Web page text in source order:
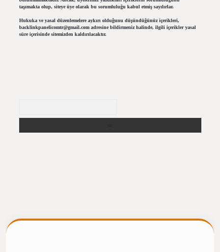
taşımakta olup, siteye üye olarak bu sorumluluğu kabul etmiş sayılırlar.
Hukuka ve yasal düzenlemelere aykırı olduğunu düşündüğünüz içerikleri,
backlinkpanelicomtr@gmail.comadresine bildirmeniz halinde, ilgili içerikler yasal
süre içerisinde sitemizden kaldırılacaktır.